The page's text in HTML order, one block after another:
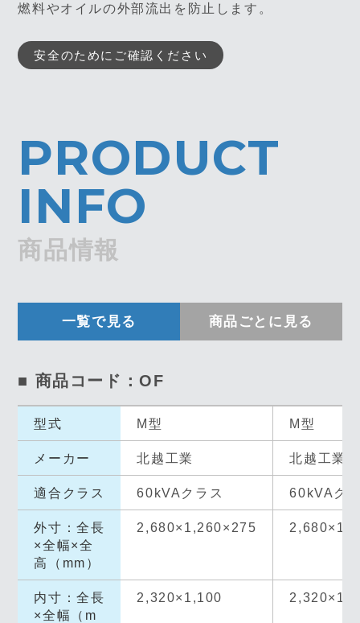
燃料やオイルの外部流出を防止します。
安全のためにご確認ください
PRODUCT
INFO
商品情報
一覧で見る 商品ごとに見る
■ 商品コード：OF
型式 M型 M型
メーカー 北越工業 北越工業
適合クラス 60kVAクラス 60kVAク
外寸：全長
×全幅×全
高（mm）
2,680×1,260×275
内寸：全長
×全幅（m
2,320×1,100